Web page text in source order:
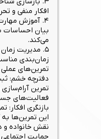
افکار منفی و
۴. آموزش مهارت‌های ارتباطی
بیان احساسات
می‌کند.
۵. مدیریت زمان و استرس
زمان‌بندی
تمرین‌های
دفترچه خشم:
تمرین
فعالیت‌های
بازنگری افکار:
این تمرین‌ها
نقش خانواده و
حمایت